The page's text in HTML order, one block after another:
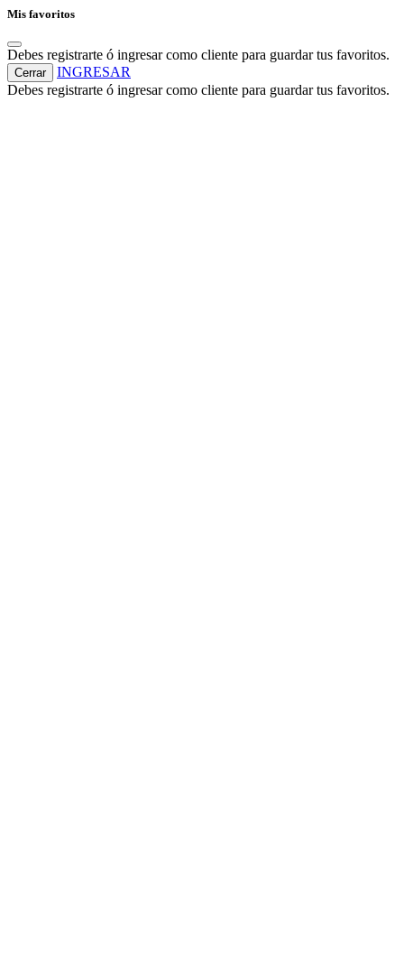
Mis favoritos
Debes registrarte ó ingresar como cliente para guardar tus favoritos.
Cerrar
INGRESAR
Debes registrarte ó ingresar como cliente para guardar tus favoritos.